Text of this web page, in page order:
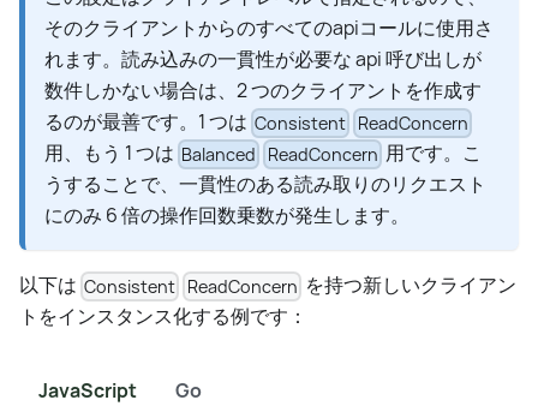
そのクライアントからのすべてのapiコールに使用さ
れます。読み込みの一貫性が必要な api 呼び出しが
数件しかない場合は、2 つのクライアントを作成す
るのが最善です。1 つは Consistent ReadConcern
用、もう 1 つは Balanced ReadConcern用です。こ
うすることで、一貫性のある読み取りのリクエスト
にのみ 6 倍の操作回数乗数が発生します。
以下は Consistent ReadConcernを持つ新しいクライアン
トをインスタンス化する例です：
JavaScript Go